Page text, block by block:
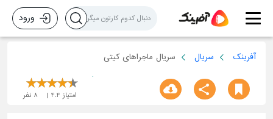
ورود
آفرینک سریال سریال ماجراهای کیتی
امتیاز 4.4
8 نفر